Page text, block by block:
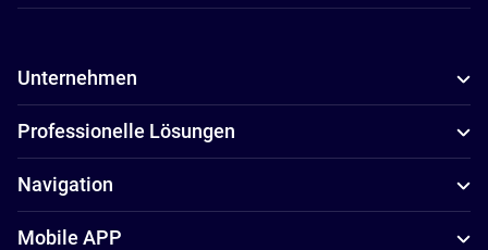
Unternehmen
Professionelle Lösungen
Navigation
Mobile APP